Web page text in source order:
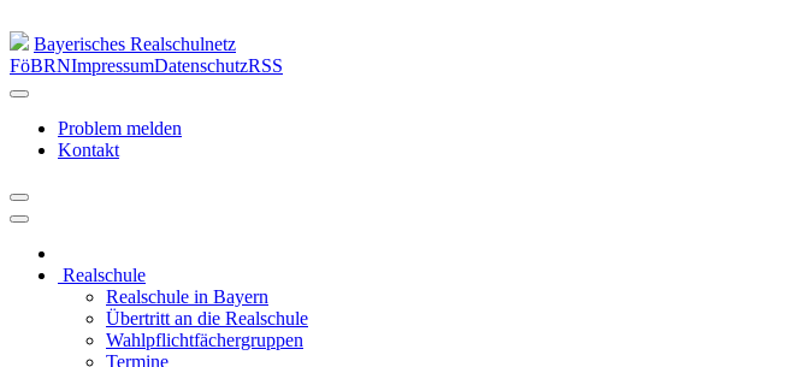
Bayerisches Realschulnetz
FöBRNImpressumDatenschutzRSS
Problem melden
Kontakt
Realschule
Realschule in Bayern
Übertritt an die Realschule
Wahlpflichtfächergruppen
Termine